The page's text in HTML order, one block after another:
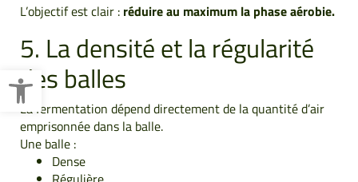
Ouvrir la barre d’outils
L’objectif est clair : réduire au maximum la phase aérobie.
5. La densité et la régularité
des balles
La fermentation dépend directement de la quantité d’air
emprisonnée dans la balle.
Une balle :
Dense